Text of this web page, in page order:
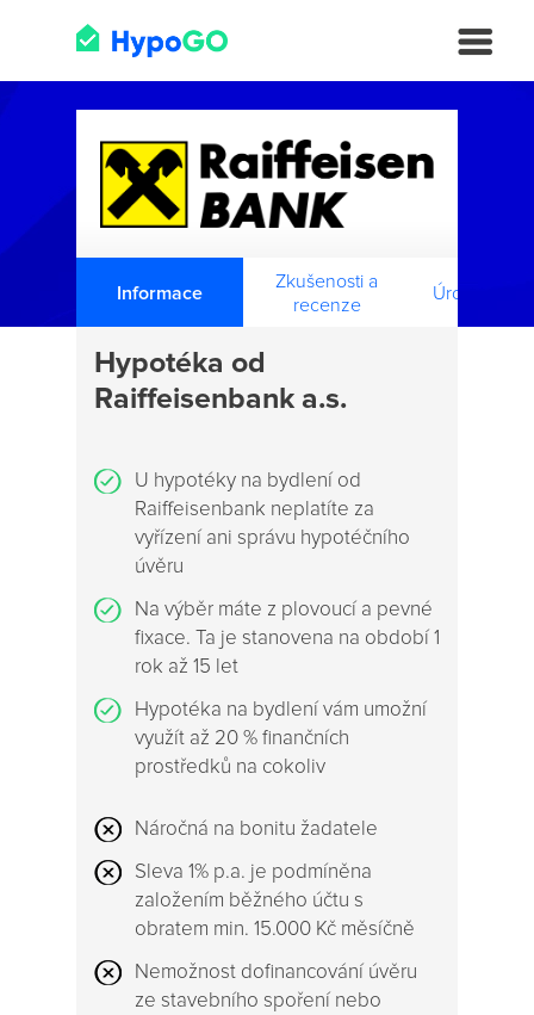
Informace
Zkušenosti a
recenze
Úroková
Hypotéka od
Raiffeisenbank a.s.
U hypotéky na bydlení od
Raiffeisenbank neplatíte za
vyřízení ani správu hypotéčního
úvěru
Na výběr máte z plovoucí a pevné
fixace. Ta je stanovena na období 1
rok až 15 let
Hypotéka na bydlení vám umožní
využít až 20 % finančních
prostředků na cokoliv
Náročná na bonitu žadatele
Sleva 1% p.a. je podmíněna
založením běžného účtu s
obratem min. 15.000 Kč měsíčně
Nemožnost dofinancování úvěru
ze stavebního spoření nebo